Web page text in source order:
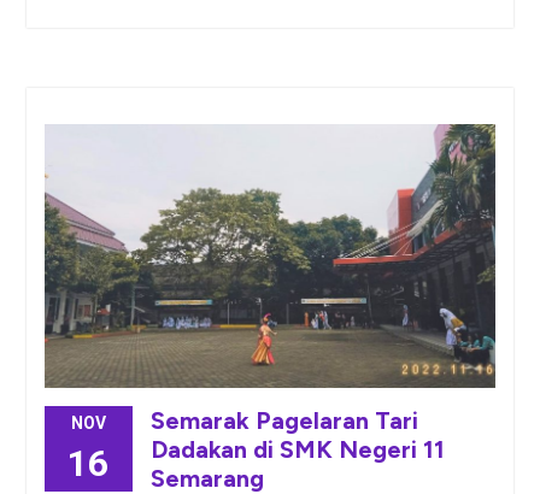
NOV
16
Semarak Pagelaran Tari
Dadakan di SMK Negeri 11
Semarang